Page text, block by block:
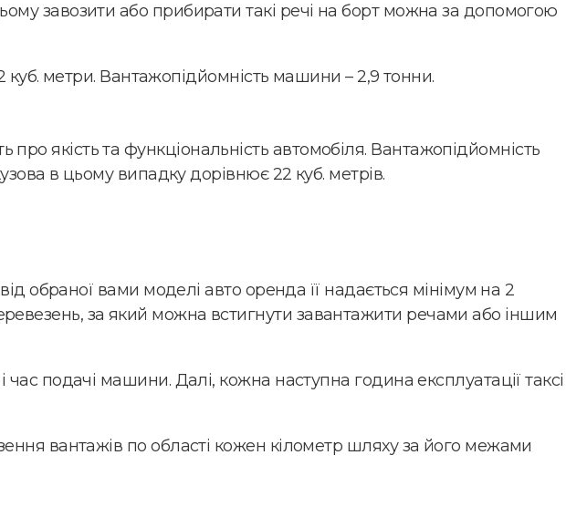
завозити або прибирати такі речі на борт можна за допомогою
куб. метри. Вантажопідйомність машини – 2,9 тонни.
якість та функціональність автомобіля. Вантажопідйомність
в цьому випадку дорівнює 22 куб. метрів.
обраної вами моделі авто оренда її надається мінімум на 2
за який можна встигнути завантажити речами або іншим
подачі машини. Далі, кожна наступна година експлуатації таксі
вантажів по області кожен кілометр шляху за його межами